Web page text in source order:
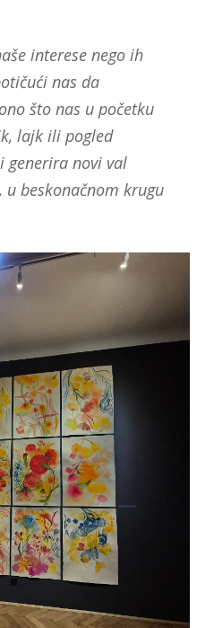
interese nego ih
nas da
što nas u početku
lajk ili pogled
generira novi val
beskonačnom krugu